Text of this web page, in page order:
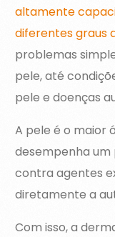
altamente
diferentes graus
problemas
pele, até
pele e doenças
A pele é o maior
desempenha
contra agentes
diretamente a
Com isso, a